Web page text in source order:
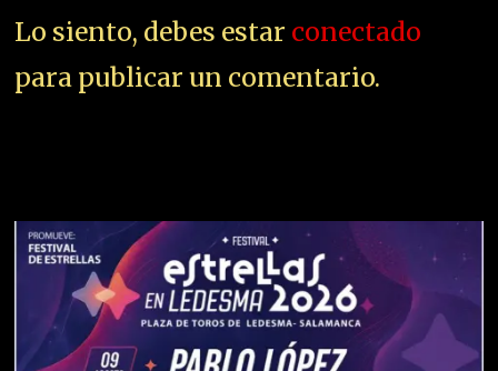
Lo siento, debes estar conectado
para publicar un comentario.